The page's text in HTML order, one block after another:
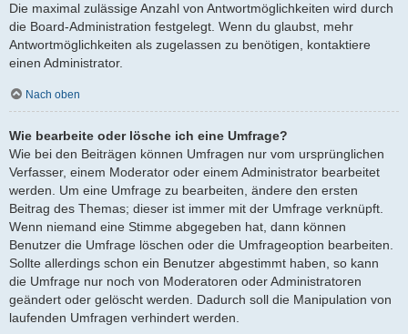
Die maximal zulässige Anzahl von Antwortmöglichkeiten wird durch
die Board-Administration festgelegt. Wenn du glaubst, mehr
Antwortmöglichkeiten als zugelassen zu benötigen, kontaktiere
einen Administrator.
Nach oben
Wie bearbeite oder lösche ich eine Umfrage?
Wie bei den Beiträgen können Umfragen nur vom ursprünglichen
Verfasser, einem Moderator oder einem Administrator bearbeitet
werden. Um eine Umfrage zu bearbeiten, ändere den ersten
Beitrag des Themas; dieser ist immer mit der Umfrage verknüpft.
Wenn niemand eine Stimme abgegeben hat, dann können
Benutzer die Umfrage löschen oder die Umfrageoption bearbeiten.
Sollte allerdings schon ein Benutzer abgestimmt haben, so kann
die Umfrage nur noch von Moderatoren oder Administratoren
geändert oder gelöscht werden. Dadurch soll die Manipulation von
laufenden Umfragen verhindert werden.